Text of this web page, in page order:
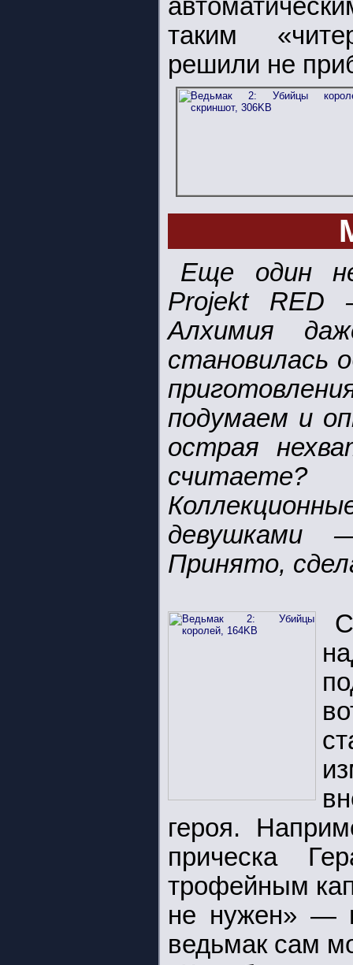
таким
решили не
Еще один
Projekt RED
Алхимия
становилась
подумаем и
острая
девушками
Принято,
героя.
прическа
трофейным
не нужен» —
ведьмак сам